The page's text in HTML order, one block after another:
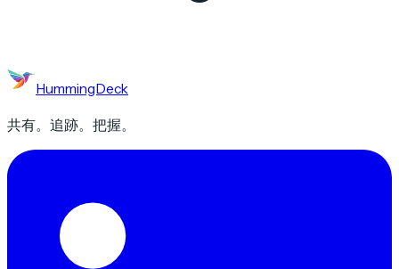
HummingDeck
共有。追跡。把握。